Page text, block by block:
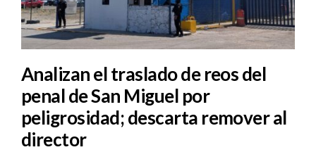
Analizan el traslado de reos del
penal de San Miguel por
peligrosidad; descarta remover al
director